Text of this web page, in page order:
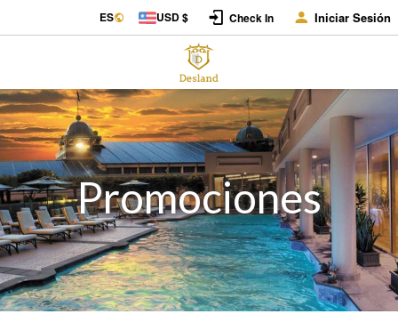
ES USD $ Check In Iniciar Sesión
Promociones